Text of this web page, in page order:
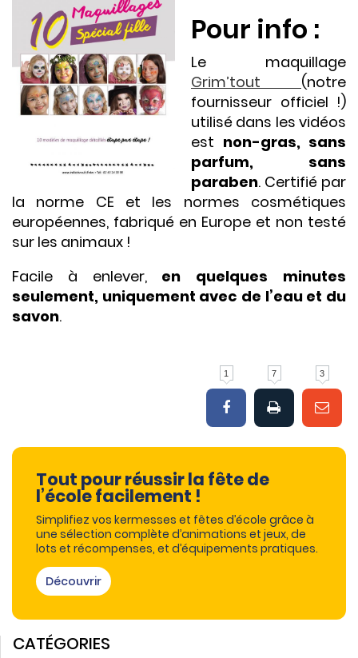
Pour info :
Le maquillage
Grim’tout (notre
fournisseur officiel !)
utilisé dans les vidéos
est non-gras, sans
parfum, sans
paraben. Certifié par
la norme CE et les normes cosmétiques
européennes, fabriqué en Europe et non testé
sur les animaux !
Facile à enlever,en quelques minutes
seulement, uniquement avec de l’eau et du
savon.
1 7 3
Tout pour réussir la fête de
l’école facilement !
Simplifiez vos kermesses et fêtes d’école grâce à
une sélection complète d’animations et jeux, de
lots et récompenses, et d’équipements pratiques.
Découvrir
CATÉGORIES